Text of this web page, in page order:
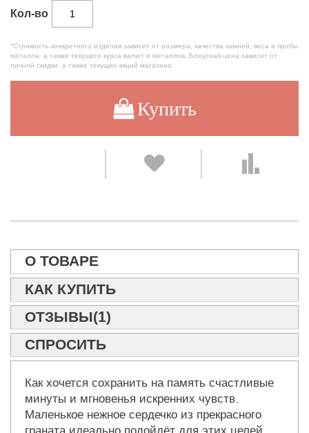
Кол-во
*Стоимость конкретного изделия зависит от размера, качества камней, веса и пробы
металла, а также текущего курса валют и металлов. Бонусная цена зависит от
личной скидки, а также текущих акций магазина.
Купить
О ТОВАРЕ
КАК КУПИТЬ
ОТЗЫВЫ(1)
СПРОСИТЬ
Как хочется сохранить на память счастливые
минуты и мгновенья искренних чувств.
Маленькое нежное сердечко из прекрасного